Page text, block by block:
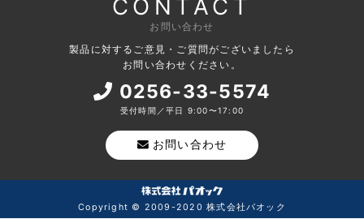
CONTACT
お問い合わせ
製品に対するご意見・ご質問がございましたら
お問い合わせください。
0256-33-5574
受付時間／平日 9:00〜17:00
お問い合わせ
Copyright © 2009-2020 株式会社パオック